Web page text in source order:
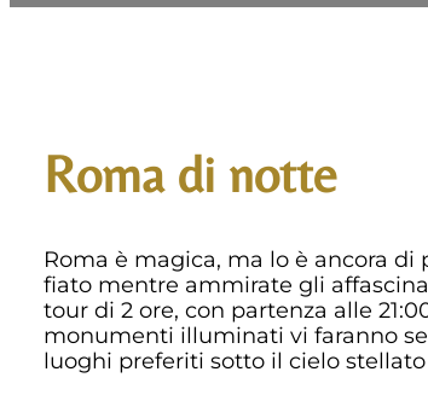
Roma di notte
Roma è magica, ma lo è ancora
fiato mentre ammirate gli
tour di 2 ore, con partenza alle
monumenti illuminati vi faranno
luoghi preferiti sotto il cielo stellato